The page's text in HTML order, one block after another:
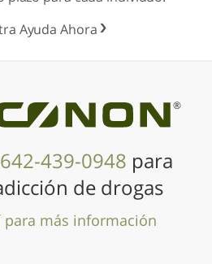
Ayuda Ahora
®
439-0948 para
de drogas
para más información